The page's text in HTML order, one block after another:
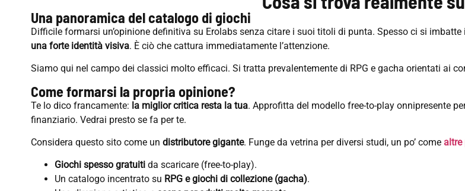
Una panoramica del catalogo di giochi
Difficile formarsi un’opinione definitiva su Erolabs senza citare i suoi titoli di punta. Spesso ci si imbatte
una forte identità visiva. È ciò che cattura immediatamente l’attenzione.
Siamo qui nel campo dei classici molto efficaci. Si tratta prevalentemente di RPG e gacha orientati ai
Come formarsi la propria opinione?
Te lo dico francamente: la miglior critica resta la tua. Approfitta del modello free-to-play onnipresente
finanziario. Vedrai presto se fa per te.
Considera questo sito come un distributore gigante. Funge da vetrina per diversi studi, un po’ come
Giochi spesso gratuiti da scaricare (free-to-play).
Un catalogo incentrato su RPG e giochi di collezione (gacha).